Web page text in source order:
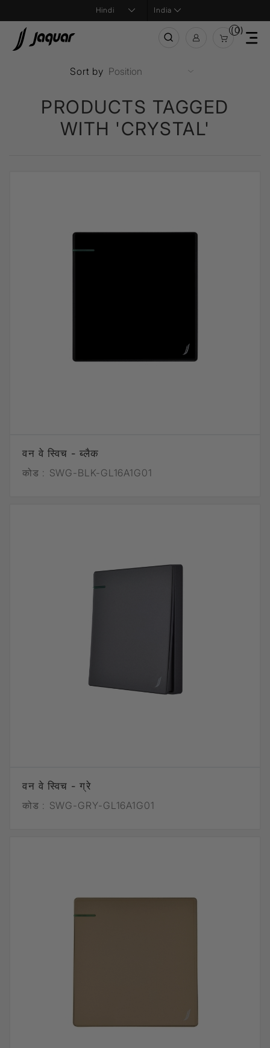
India
(0)
PRODUCTS TAGGED
WITH 'CRYSTAL'
Sort by
वन वे स्विच - ब्लैक
कोड : SWG-BLK-GL16A1G01
वन वे स्विच - ग्रे
कोड : SWG-GRY-GL16A1G01